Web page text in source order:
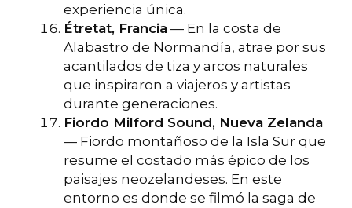
experiencia única.
Étretat, Francia — En la costa de
Alabastro de Normandía, atrae por sus
acantilados de tiza y arcos naturales
que inspiraron a viajeros y artistas
durante generaciones.
Fiordo Milford Sound, Nueva Zelanda
— Fiordo montañoso de la Isla Sur que
resume el costado más épico de los
paisajes neozelandeses. En este
entorno es donde se filmó la saga de